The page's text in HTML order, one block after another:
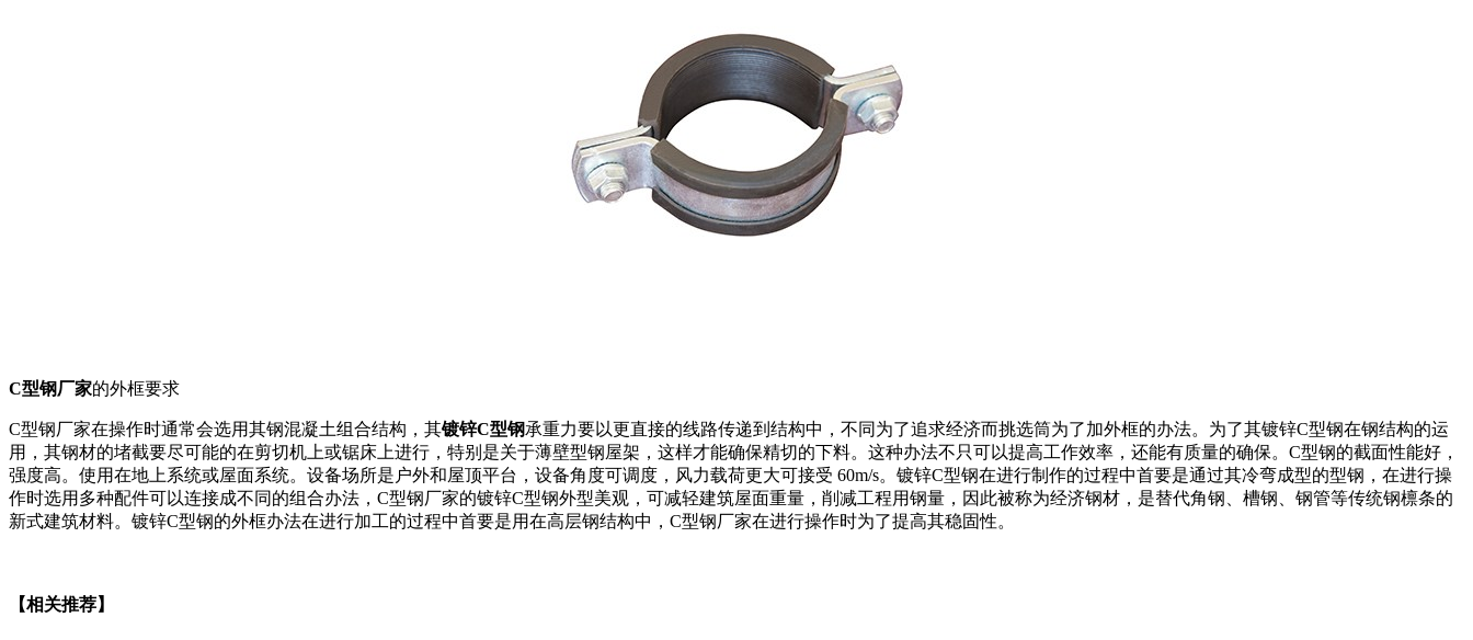
C型钢厂家的外框要求
C型钢厂家在操作时通常会选用其钢混凝土组合结构，其镀锌C型钢承重力要以更直接的线路传递到结构中，不同为了追求经济而挑选筒为了加外框的办法。为了其镀锌C型钢在钢结构的运
用，其钢材的堵截要尽可能的在剪切机上或锯床上进行，特别是关于薄壁型钢屋架，这样才能确保精切的下料。这种办法不只可以提高工作效率，还能有质量的确保。C型钢的截面性能好，
强度高。使用在地上系统或屋面系统。设备场所是户外和屋顶平台，设备角度可调度，风力载荷更大可接受 60m/s。镀锌C型钢在进行制作的过程中首要是通过其冷弯成型的型钢，在进行操
作时选用多种配件可以连接成不同的组合办法，C型钢厂家的镀锌C型钢外型美观，可减轻建筑屋面重量，削减工程用钢量，因此被称为经济钢材，是替代角钢、槽钢、钢管等传统钢檩条的
新式建筑材料。镀锌C型钢的外框办法在进行加工的过程中首要是用在高层钢结构中，C型钢厂家在进行操作时为了提高其稳固性。
【相关推荐】